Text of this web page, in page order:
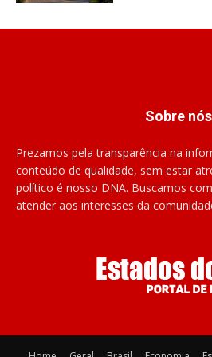
Sobre nós
Prezamos pela transparência na
conteúdo de qualidade, sem estar
político é nosso DNA. Buscamos
atender aos interesses da